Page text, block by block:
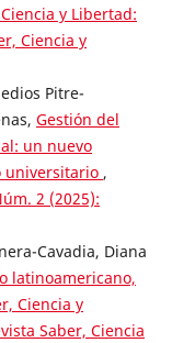
y Libertad:
Ciencia y
Pitre-
Gestión del
un nuevo
universitario ,
2 (2025):
Cavadia, Diana
latinoamericano,
Ciencia y
Saber, Ciencia